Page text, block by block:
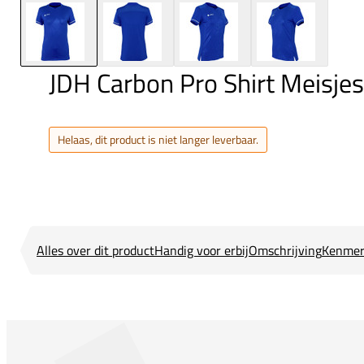
JDH Carbon Pro Shirt Meisjes
Helaas, dit product is niet langer leverbaar.
Alles over dit productHandig voor erbijOmschrijving